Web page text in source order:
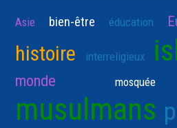
Asie bien-être éducation
histoire interreligieux
monde mosquée
musulmans